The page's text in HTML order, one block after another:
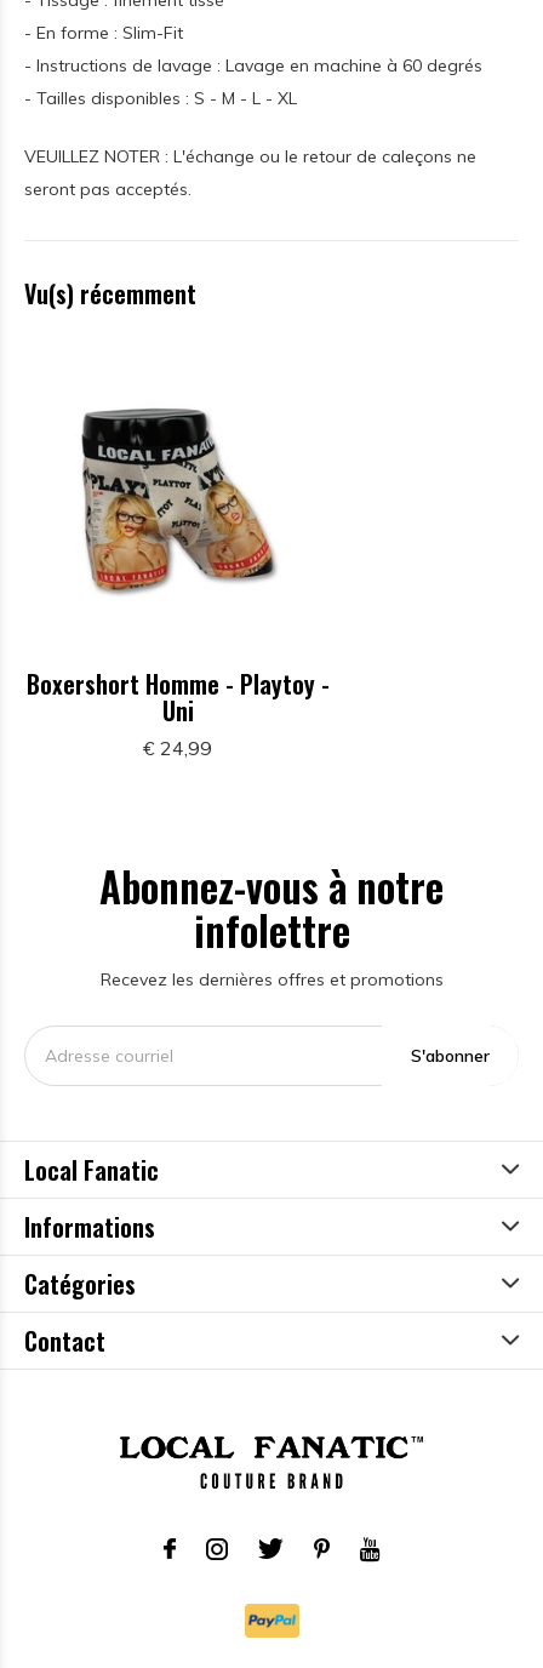
- En forme : Slim-Fit
- Instructions de lavage : Lavage en machine à 60 degrés
- Tailles disponibles : S - M - L - XL
VEUILLEZ NOTER : L'échange ou le retour de caleçons ne
seront pas acceptés.
Vu(s) récemment
Boxershort Homme - Playtoy -
Uni
€ 24,99
Abonnez-vous à notre
infolettre
Recevez les dernières offres et promotions
S'abonner
Local Fanatic
Informations
Catégories
Contact